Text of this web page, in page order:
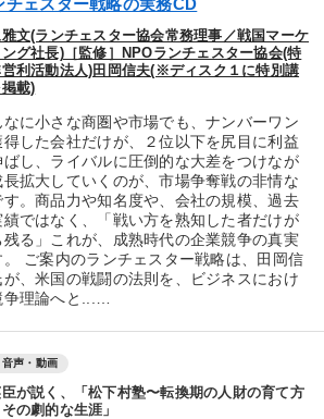
文(ランチェスター協会常務理事／戦国マーケ
グ社長)［監修］NPOランチェスター協会(特
営利活動法人)田岡信夫(※ディスク１に特別講
載)
なに小さな商圏や市場でも、ナンバーワン
得した会社だけが、２位以下を尻目に利益
ばし、ライバルに圧倒的な大差をつけなが
長拡大していくのが、市場争奪戦の非情な
す。商品力や知名度や、会社の規模、過去
績ではなく、「戦い方を熟知した者だけが
残る」これが、成熟時代の企業競争の真実
。 ご案内のランチェスター戦略は、田岡信
が、米国の戦闘の法則を、ビジネスにおけ
争理論へと...…
音声・動画
が説く、「松下村塾〜転換期の人財の育て方
の劇的な生涯」